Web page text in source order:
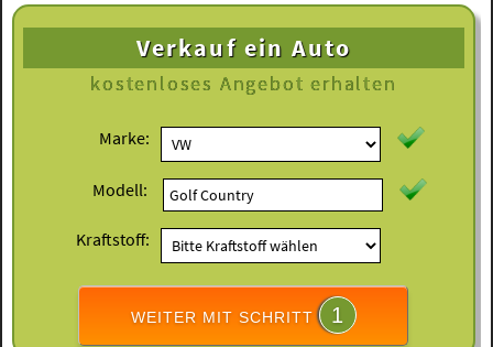
Verkauf ein Auto
kostenloses Angebot erhalten
Marke:
Modell:
Kraftstoff:
WEITER MIT SCHRITT 1